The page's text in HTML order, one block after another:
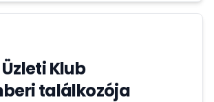
Klub
találkozója